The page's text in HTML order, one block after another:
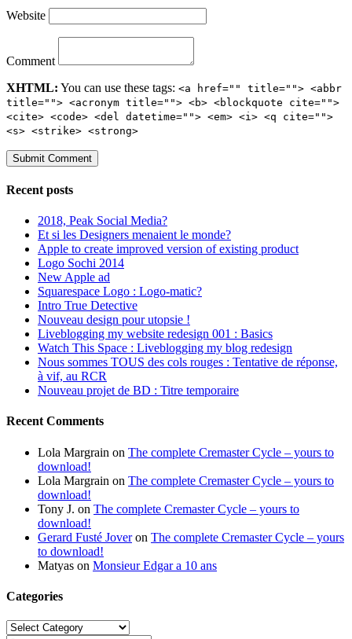
Website
Comment
XHTML: You can use these tags: <a href="" title=""> <abbr
title=""> <acronym title=""> <b> <blockquote cite="">
<cite> <code> <del datetime=""> <em> <i> <q cite="">
<s> <strike> <strong>
Recent posts
2018, Peak Social Media?
Et si les Designers menaient le monde?
Apple to create improved version of existing product
Logo Sochi 2014
New Apple ad
Squarespace Logo : Logo-matic?
Intro True Detective
Nouveau design pour utopsie !
Liveblogging my website redesign 001 : Basics
Watch This Space : Liveblogging my blog redesign
Nous sommes TOUS des cols rouges : Tentative de réponse,
à vif, au RCR
Nouveau projet de BD : Titre temporaire
Recent Comments
Lola Margrain on The complete Cremaster Cycle – yours to
download!
Lola Margrain on The complete Cremaster Cycle – yours to
download!
Tony J. on The complete Cremaster Cycle – yours to
download!
Gerard Fusté Joveron The complete Cremaster Cycle – yours
to download!
Matyas on Monsieur Edgar a 10 ans
Categories
Categories